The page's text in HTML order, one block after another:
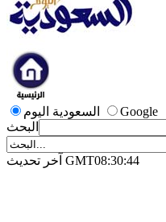
السعودية اليوم
Google
البحث
آخر تحديث GMT08:30:44